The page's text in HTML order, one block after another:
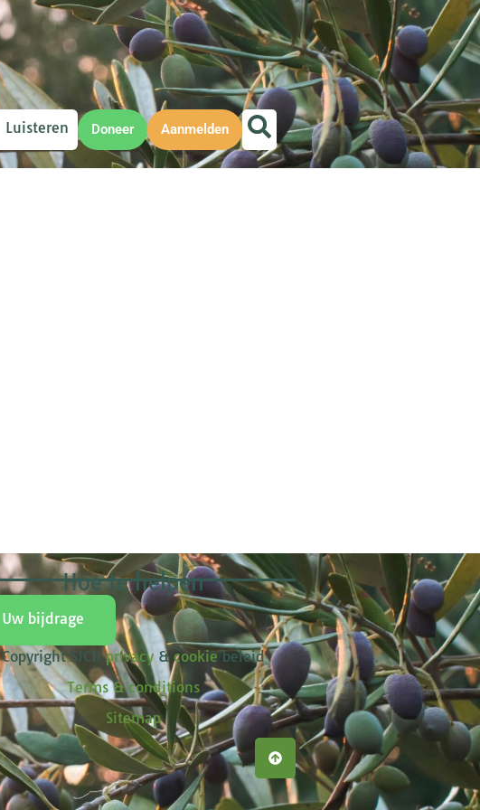
Luisteren Doneer Aanmelden
Hoe te helpen
Uw bijdrage
Copyright SJCDprivacy& cookiebeleid
Terms & conditions
Sitemap